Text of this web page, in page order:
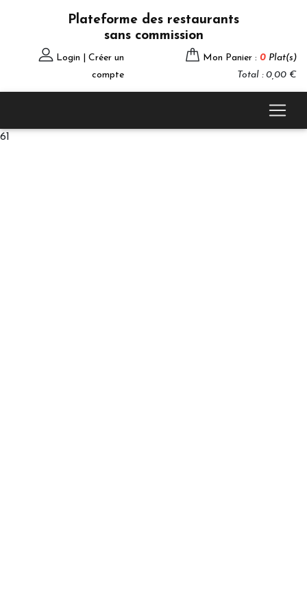
Plateforme des restaurants
sans commission
Login | Créer un
compte
Mon Panier : 0 Plat(s)
Total : 0,00 €
61